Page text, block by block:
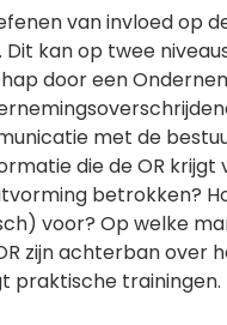
van invloed op
kan op twee
door een
met de
die de OR
betrokken?
voor? Op welke
zijn achterban
praktische